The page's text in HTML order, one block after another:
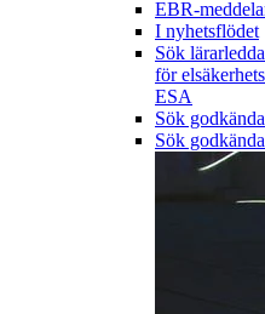
EBR-
I nyhetsflödet
Sök
för
ESA
Sök
Sök